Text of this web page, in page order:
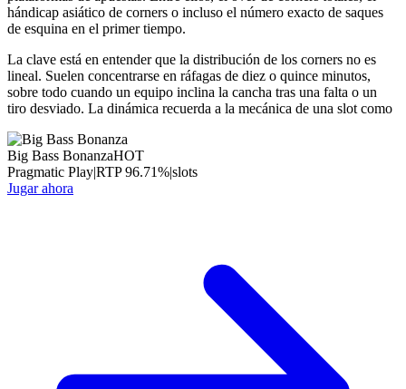
hándicap asiático de corners o incluso el número exacto de saques
de esquina en el primer tiempo.
La clave está en entender que la distribución de los corners no es
lineal. Suelen concentrarse en ráfagas de diez o quince minutos,
sobre todo cuando un equipo inclina la cancha tras una falta o un
tiro desviado. La dinámica recuerda a la mecánica de una slot como
Big Bass BonanzaHOT
Pragmatic Play|RTP96.71%|slots
Jugar ahora